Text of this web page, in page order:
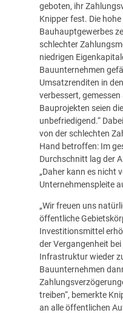
geboten, ihr
Knipper fest. Die
Bauhauptgewerbes
schlechter
niedrigen
Bauunternehmen
Umsatzrenditen in
verbessert, gemessen
Bauprojekten seien
unbefriedigend.“
von der schlechten
Hand betroffen: Im
Durchschnitt lag der
„Daher kann es nicht
Unternehmenspleite
„Wir freuen uns
öffentliche
Investitionsmittel
der Vergangenheit
Infrastruktur wieder
Bauunternehmen
treiben“, bemerkte
an alle öffentlichen